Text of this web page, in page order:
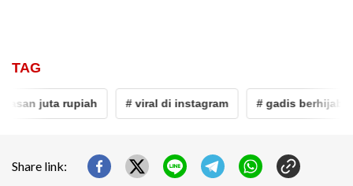
TAG
juta rupiah # viral di instagram # gadis berhijab
Share link: